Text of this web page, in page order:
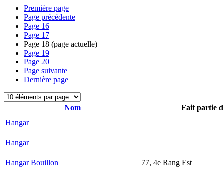
Première page
Page précédente
Page 16
Page 17
Page 18 (page actuelle)
Page 19
Page 20
Page suivante
Dernière page
Nom
Fait partie
Hangar
Hangar
Hangar Bouillon 77, 4e Rang Est